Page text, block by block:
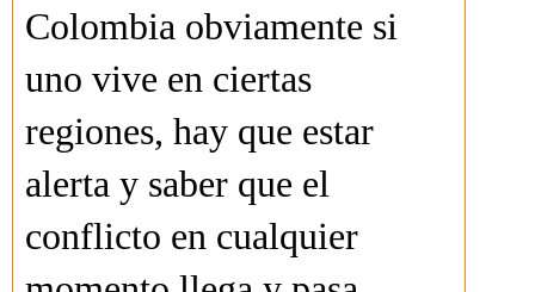
Colombia obviamente si
uno vive en ciertas
regiones, hay que estar
alerta y saber que el
conflicto en cualquier